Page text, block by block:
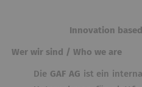
Innovation
Wer wir sind / Who we are
Die GAF AG ist ein